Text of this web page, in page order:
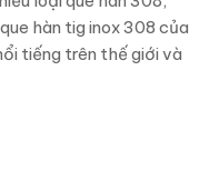
hàn tig inox 308 của
tiếng trên thế giới và